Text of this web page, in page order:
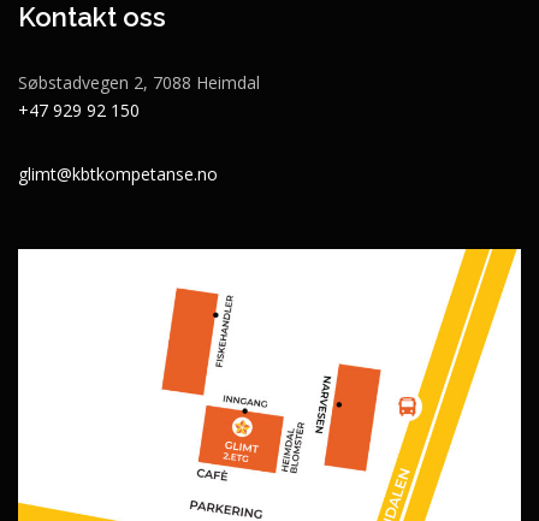
Kontakt oss
Søbstadvegen 2, 7088 Heimdal
+47 929 92 150
glimt@kbtkompetanse.no